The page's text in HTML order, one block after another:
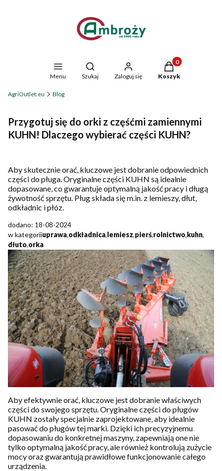
Menu
Otwórz wyszukiwarkę
Szukaj Zaloguj się
Produkty w
Koszyk
AgriOutlet.eu Blog
Przygotuj się do orki z częśćmi zamiennymi
KUHN! Dlaczego wybierać części KUHN?
Aby skutecznie orać, kluczowe jest dobranie odpowiednich
części do pługa. Oryginalne części KUHN są idealnie
dopasowane, co gwarantuje optymalną jakość pracy i długą
żywotność sprzętu. Pług składa się m.in. z lemieszy, dłut,
odkładnic i płóz.
dodano: 18-08-2024
w kategoriiuprawa,odkładnica,lemiesz,pierś,rolnictwo,kuhn,
dłuto,orka
Aby efektywnie orać, kluczowe jest dobranie właściwych
części do swojego sprzętu. Oryginalne części do pługów
KUHN zostały specjalnie zaprojektowane, aby idealnie
pasować do pługów tej marki. Dzięki ich precyzyjnemu
dopasowaniu do konkretnej maszyny, zapewniają one nie
tylko optymalną jakość pracy, ale również kontrolują zużycie
mocy oraz gwarantują prawidłowe funkcjonowanie całego
urządzenia.